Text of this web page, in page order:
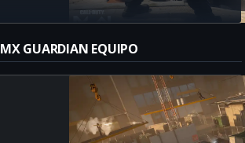
MX GUARDIAN EQUIPO